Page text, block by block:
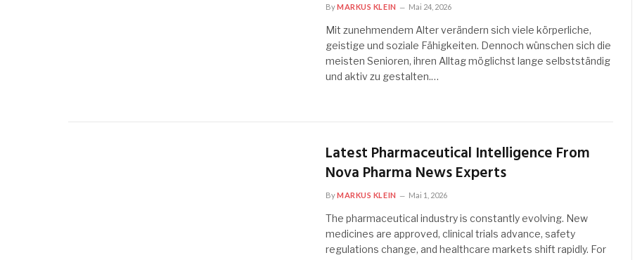
ByMARKUS KLEIN Mai 24, 2026
Mit zunehmendem Alter verändern sich viele körperliche,
geistige und soziale Fähigkeiten. Dennoch wünschen sich die
meisten Senioren, ihren Alltag möglichst lange selbstständig
und aktiv zu gestalten.…
Latest Pharmaceutical Intelligence From
Nova Pharma News Experts
ByMARKUS KLEIN Mai 1, 2026
The pharmaceutical industry is constantly evolving. New
medicines are approved, clinical trials advance, safety
regulations change, and healthcare markets shift rapidly. For